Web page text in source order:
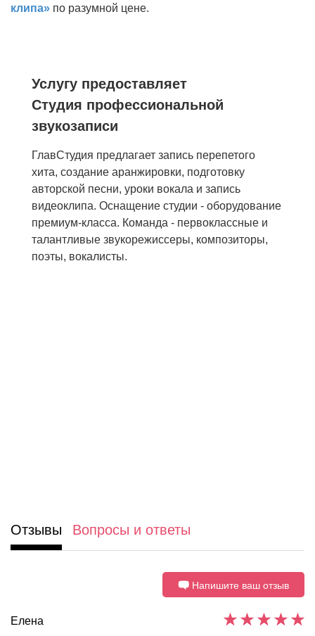
клипа» по разумной цене.
Услугу предоставляет
Студия профессиональной
звукозаписи
ГлавСтудия предлагает запись перепетого
хита, создание аранжировки, подготовку
авторской песни, уроки вокала и запись
видеоклипа. Оснащение студии - оборудование
премиум-класса. Команда - первоклассные и
талантливые звукорежиссеры, композиторы,
поэты, вокалисты.
Отзывы Вопросы и ответы
Напишите ваш отзыв
Елена